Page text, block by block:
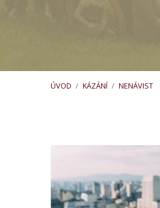
ÚVOD / KÁZÁNÍ / NENÁVIST
"nenávist"
Tagged